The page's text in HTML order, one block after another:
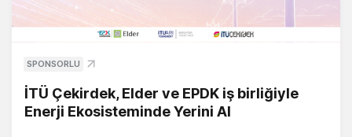
SPONSORLU
İTÜ Çekirdek, Elder ve EPDK iş birliğiyle
Enerji Ekosisteminde Yerini Al